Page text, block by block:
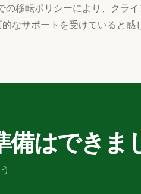
移転ポリシーにより、クラ
なサポートを受けていると感
備はできま